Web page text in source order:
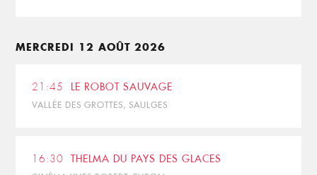
MERCREDI 12 AOÛT 2026
21:45 LE ROBOT SAUVAGE
VALLÉE DES GROTTES, SAULGES
16:30 THELMA DU PAYS DES GLACES